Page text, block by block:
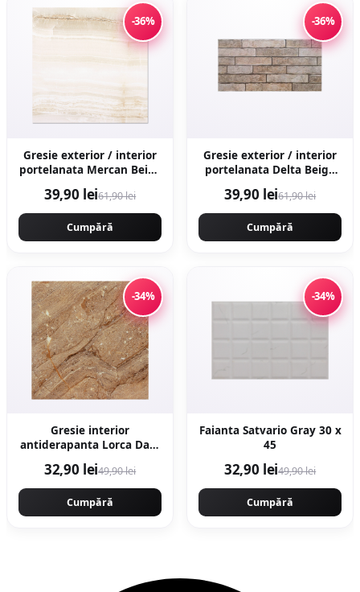
-36%
Gresie exterior / interior
portelanata Mercan Beige
marmura
39,90 lei61,90 lei
Cumpără
-36%
Gresie exterior / interior
portelanata Delta Beige
rectificata tip piatra
39,90 lei61,90 lei
Cumpără
-34%
Gresie interior
antiderapanta Lorca Dark
tip marmura
32,90 lei49,90 lei
Cumpără
-34%
Faianta Satvario Gray 30 x
45
32,90 lei49,90 lei
Cumpără